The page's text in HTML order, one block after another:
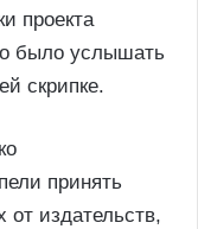
проекта
было услышать
скрипке.
принять
от издательств,